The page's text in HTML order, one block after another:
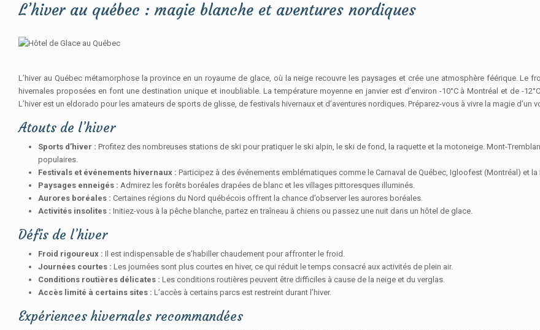
L’hiver au québec : magie blanche et aventures nordiques
L’hiver au Québec métamorphose la province en un royaume de glace, où la neige recouvre les paysages et crée une atmosphère féérique.
hivernales proposées en font une destination unique et inoubliable. La température moyenne en janvier est d’environ -10°C à Montréal et de -
L’hiver est un eldorado pour les amateurs de sports de glisse, de festivals hivernaux et d’aventures nordiques. Préparez-vous à vivre la magie d’un
Atouts de l’hiver
Sports d’hiver : Profitez des nombreuses stations de ski pour pratiquer le ski alpin, le ski de fond, la raquette et la motoneige. Mont-
populaires.
Festivals et événements hivernaux : Participez à des événements emblématiques comme le Carnaval de Québec, Igloofest (Montréal) et
Paysages enneigés : Admirez les forêts boréales drapées de blanc et les villages pittoresques illuminés.
Aurores boréales : Certaines régions du Nord québécois offrent la chance d’observer les aurores boréales.
Activités insolites : Initiez-vous à la pêche blanche, partez en traîneau à chiens ou passez une nuit dans un hôtel de glace.
Défis de l’hiver
Froid rigoureux : Il est indispensable de s’habiller chaudement pour affronter le froid.
Journées courtes : Les journées sont plus courtes en hiver, ce qui réduit le temps consacré aux activités de plein air.
Conditions routières délicates : Les conditions routières peuvent être difficiles à cause de la neige et du verglas.
Accès limité à certains sites : L’accès à certains parcs est restreint durant l’hiver.
Expériences hivernales recommandées